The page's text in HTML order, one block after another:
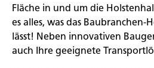
Fläche in und um die
es alles, was das Baubranchen-
lässt! Neben innovativen
auch Ihre geeignete